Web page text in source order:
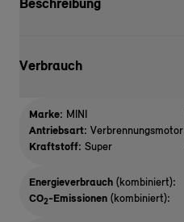
Beschreibung
Verbrauch
Marke: MINI
Antriebsart: Verbrennungsmotor
Kraftstoff: Super
Energieverbrauch (kombiniert):
CO2-Emissionen (kombiniert):